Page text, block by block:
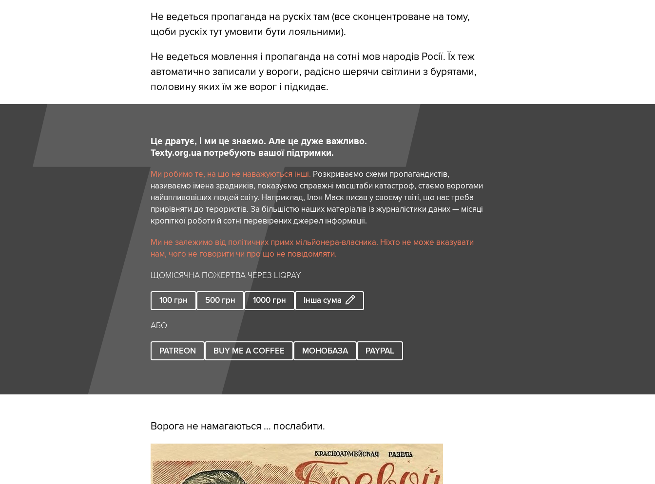
Не ведеться пропаганда на рускіх там (все сконцентроване на тому,
щоби рускіх тут умовити бути лояльними).
Не ведеться мовлення і пропаганда на сотні мов народів Росії. Їх теж
автоматично записали у вороги, радісно шерячи світлини з бурятами,
половину яких їм же ворог і підкидає.
Це дратує, і ми це знаємо. Але це дуже важливо.
Texty.org.ua потребують вашої підтримки.
Ми робимо те, на що не наважуються інші. Розкриваємо схеми пропагандистів,
називаємо імена зрадників, показуємо справжні масштаби катастроф, стаємо ворогами
найвпливовіших людей світу. Наприклад, Ілон Маск писав у своєму твіті, що нас треба
прирівняти до терористів. За більшістю наших матеріалів із журналістики даних — місяці
кропіткої роботи й сотні перевірених джерел інформації.
Ми не залежимо від політичних примх мільйонера-власника. Ніхто не може вказувати
нам, чого не говорити чи про що не повідомляти.
ЩОМІСЯЧНА ПОЖЕРТВА ЧЕРЕЗ LIQPAY
100 грн 500 грн 1000 грн Інша сума
АБО
PATREON BUY ME A COFFEE МОНОБАЗА PAYPAL
Ворога не намагаються ... послабити.